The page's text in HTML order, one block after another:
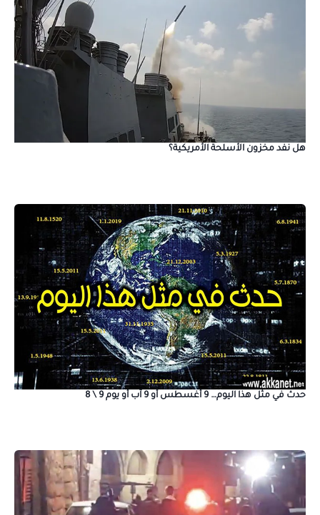
هل نفد مخزون الأسلحة الأمريكية؟
حدث في مثل هذا اليوم… 9 أغسطس أو 9 آب أو يوم 9 \ 8